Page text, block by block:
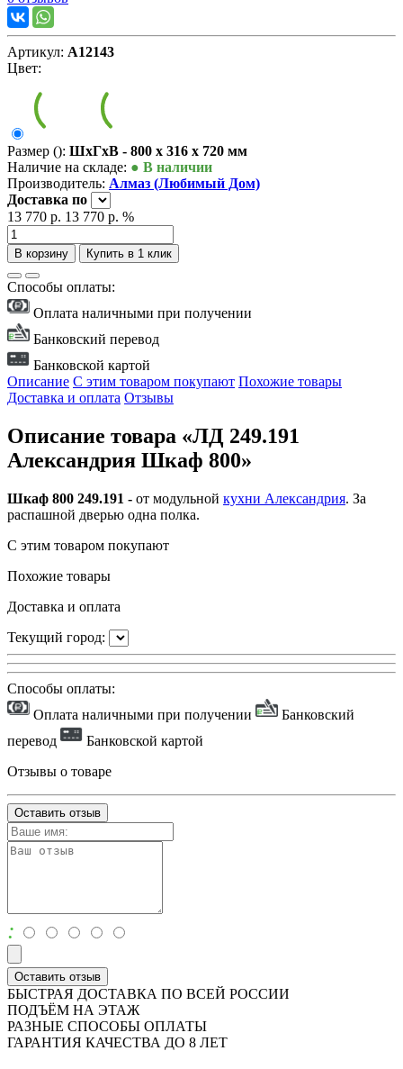
Артикул: А12143
Цвет:
Размер (): ШxГxВ - 800 x 316 x 720 мм
Наличие на складе: ● В наличии
Производитель: Алмаз (Любимый Дом)
Доставка по
13 770 р. 13 770 р. %
В корзину Купить в 1 клик
Способы оплаты:
Оплата наличными при получении
Банковский перевод
Банковской картой
Описание С этим товаром покупают Похожие товары
Доставка и оплата Отзывы
Описание товара «ЛД 249.191
Александрия Шкаф 800»
Шкаф 800 249.191 - от модульной кухни Александрия. За
распашной дверью одна полка.
С этим товаром покупают
Похожие товары
Доставка и оплата
Текущий город:
Способы оплаты:
Оплата наличными при получении
Банковский
перевод
Банковской картой
Отзывы о товаре
Оставить отзыв
:
Оставить отзыв
БЫСТРАЯ ДОСТАВКА ПО ВСЕЙ РОССИИ
ПОДЪЁМ НА ЭТАЖ
РАЗНЫЕ СПОСОБЫ ОПЛАТЫ
ГАРАНТИЯ КАЧЕСТВА ДО 8 ЛЕТ